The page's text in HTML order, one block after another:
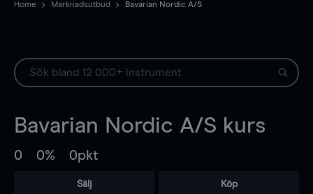
Home Marknadsutbud Bavarian Nordic A/S
Bavarian Nordic A/S kurs
0 0% 0pkt
Sälj Köp